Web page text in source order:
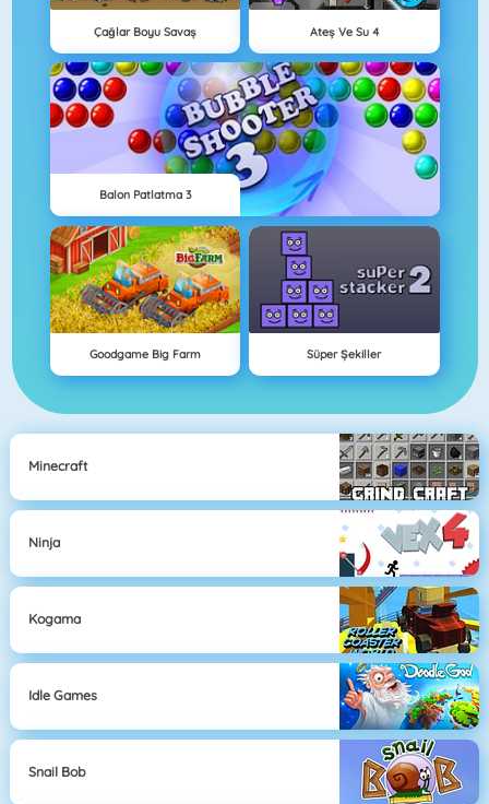
Çağlar Boyu Savaş Ateş Ve Su 4
Balon Patlatma 3
Goodgame Big Farm Süper Şekiller
Minecraft
Ninja
Kogama
Idle Games
Snail Bob